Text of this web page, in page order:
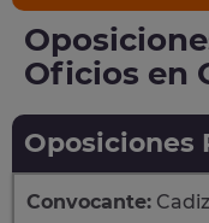
Oficios en
Oposiciones
Convocante: